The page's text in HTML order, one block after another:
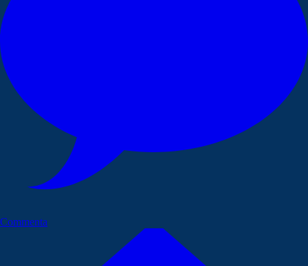
Commenta